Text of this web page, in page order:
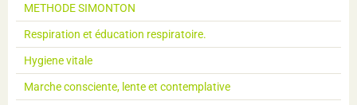
METHODE SIMONTON
Respiration et éducation respiratoire.
Hygiene vitale
Marche consciente, lente et contemplative